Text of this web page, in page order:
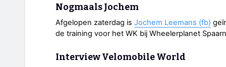
Nogmaals Jochem
Afgelopen zaterdag is Jochem Leemans (fb)
de training voor het WK bij Wheelerplanet
Interview Velomobile World